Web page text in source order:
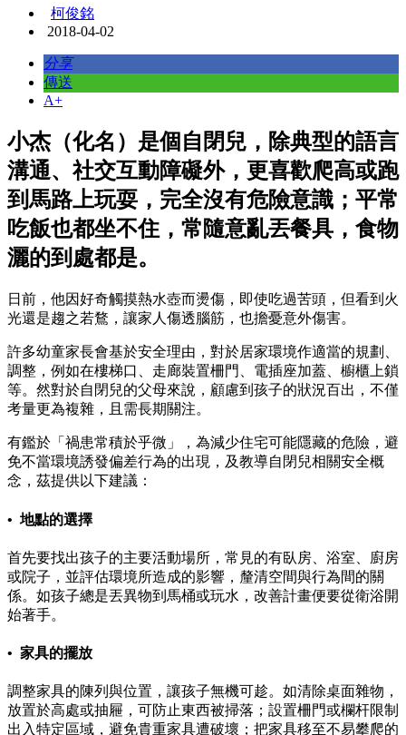
柯俊銘
2018-04-02
分享
傳送
A+
小杰（化名）是個自閉兒，除典型的語言
溝通、社交互動障礙外，更喜歡爬高或跑
到馬路上玩耍，完全沒有危險意識；平常
吃飯也都坐不住，常隨意亂丟餐具，食物
灑的到處都是。
日前，他因好奇觸摸熱水壺而燙傷，即使吃過苦頭，但看到火
光還是趨之若鶩，讓家人傷透腦筋，也擔憂意外傷害。
許多幼童家長會基於安全理由，對於居家環境作適當的規劃、
調整，例如在樓梯口、走廊裝置柵門、電插座加蓋、櫥櫃上鎖
等。然對於自閉兒的父母來說，顧慮到孩子的狀況百出，不僅
考量更為複雜，且需長期關注。
有鑑於「禍患常積於乎微」，為減少住宅可能隱藏的危險，避
免不當環境誘發偏差行為的出現，及教導自閉兒相關安全概
念，茲提供以下建議：
• 地點的選擇
首先要找出孩子的主要活動場所，常見的有臥房、浴室、廚房
或院子，並評估環境所造成的影響，釐清空間與行為間的關
係。如孩子總是丟異物到馬桶或玩水，改善計畫便要從衛浴開
始著手。
• 家具的擺放
調整家具的陳列與位置，讓孩子無機可趁。如清除桌面雜物，
放置於高處或抽屜，可防止東西被掃落；設置柵門或欄杆限制
出入特定區域，避免貴重家具遭破壞；把家具移至不易攀爬的